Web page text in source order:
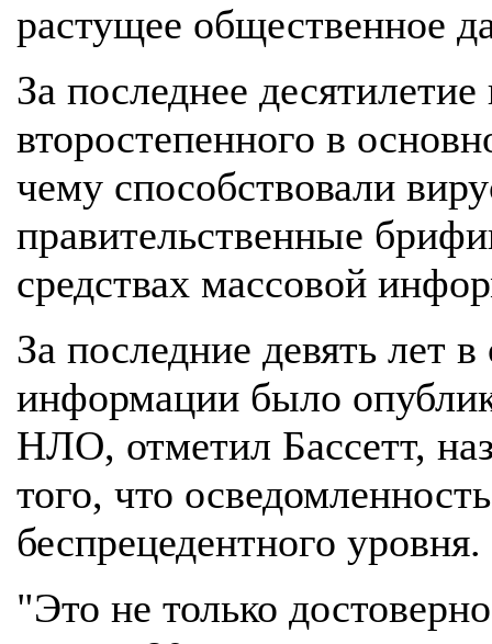
растущее общественное
За последнее
второстепенного в
чему способствовали
правительственные
средствах массовой
За последние девять лет
информации было
НЛО, отметил Бассетт,
того, что
беспрецедентного уровня.
"Это не только